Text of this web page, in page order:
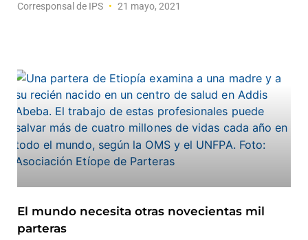
Corresponsal de IPS 21 mayo, 2021
El mundo necesita otras novecientas mil
parteras